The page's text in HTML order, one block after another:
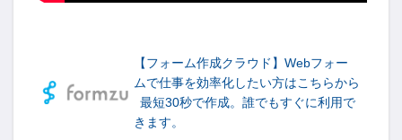
【フォーム作成クラウド】Webフォー
ムで仕事を効率化したい方はこちらから
最短30秒で作成。誰でもすぐに利用で
きます。